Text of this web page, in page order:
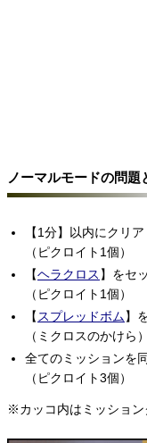
ノーマルモードの問題
【1分】以内にクリア
（ピクロイト1個）
【ヘラクロス 】をセ
（ピクロイト1個）
【 スプレッドボム】
（ミクロスのかけら）
全てのミッションを
（ピクロイト3個）
※カッコ内はミッション